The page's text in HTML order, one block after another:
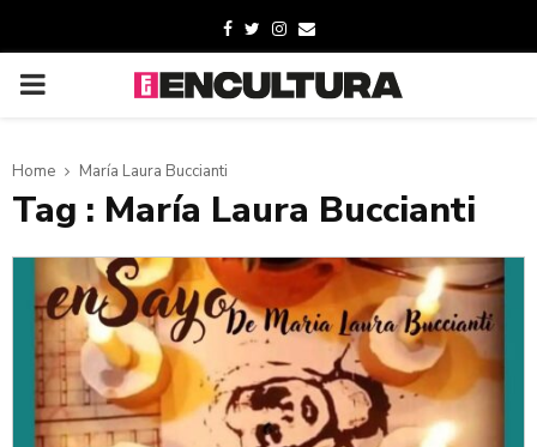
Home María Laura Buccianti
Tag : María Laura Buccianti